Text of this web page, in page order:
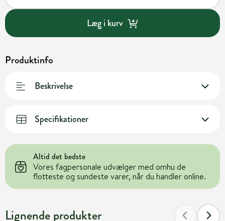
Læg i kurv
Produktinfo
Beskrivelse
Specifikationer
Altid det bedste
Vores fagpersonale udvælger med omhu de
flotteste og sundeste varer, når du handler online.
Lignende produkter